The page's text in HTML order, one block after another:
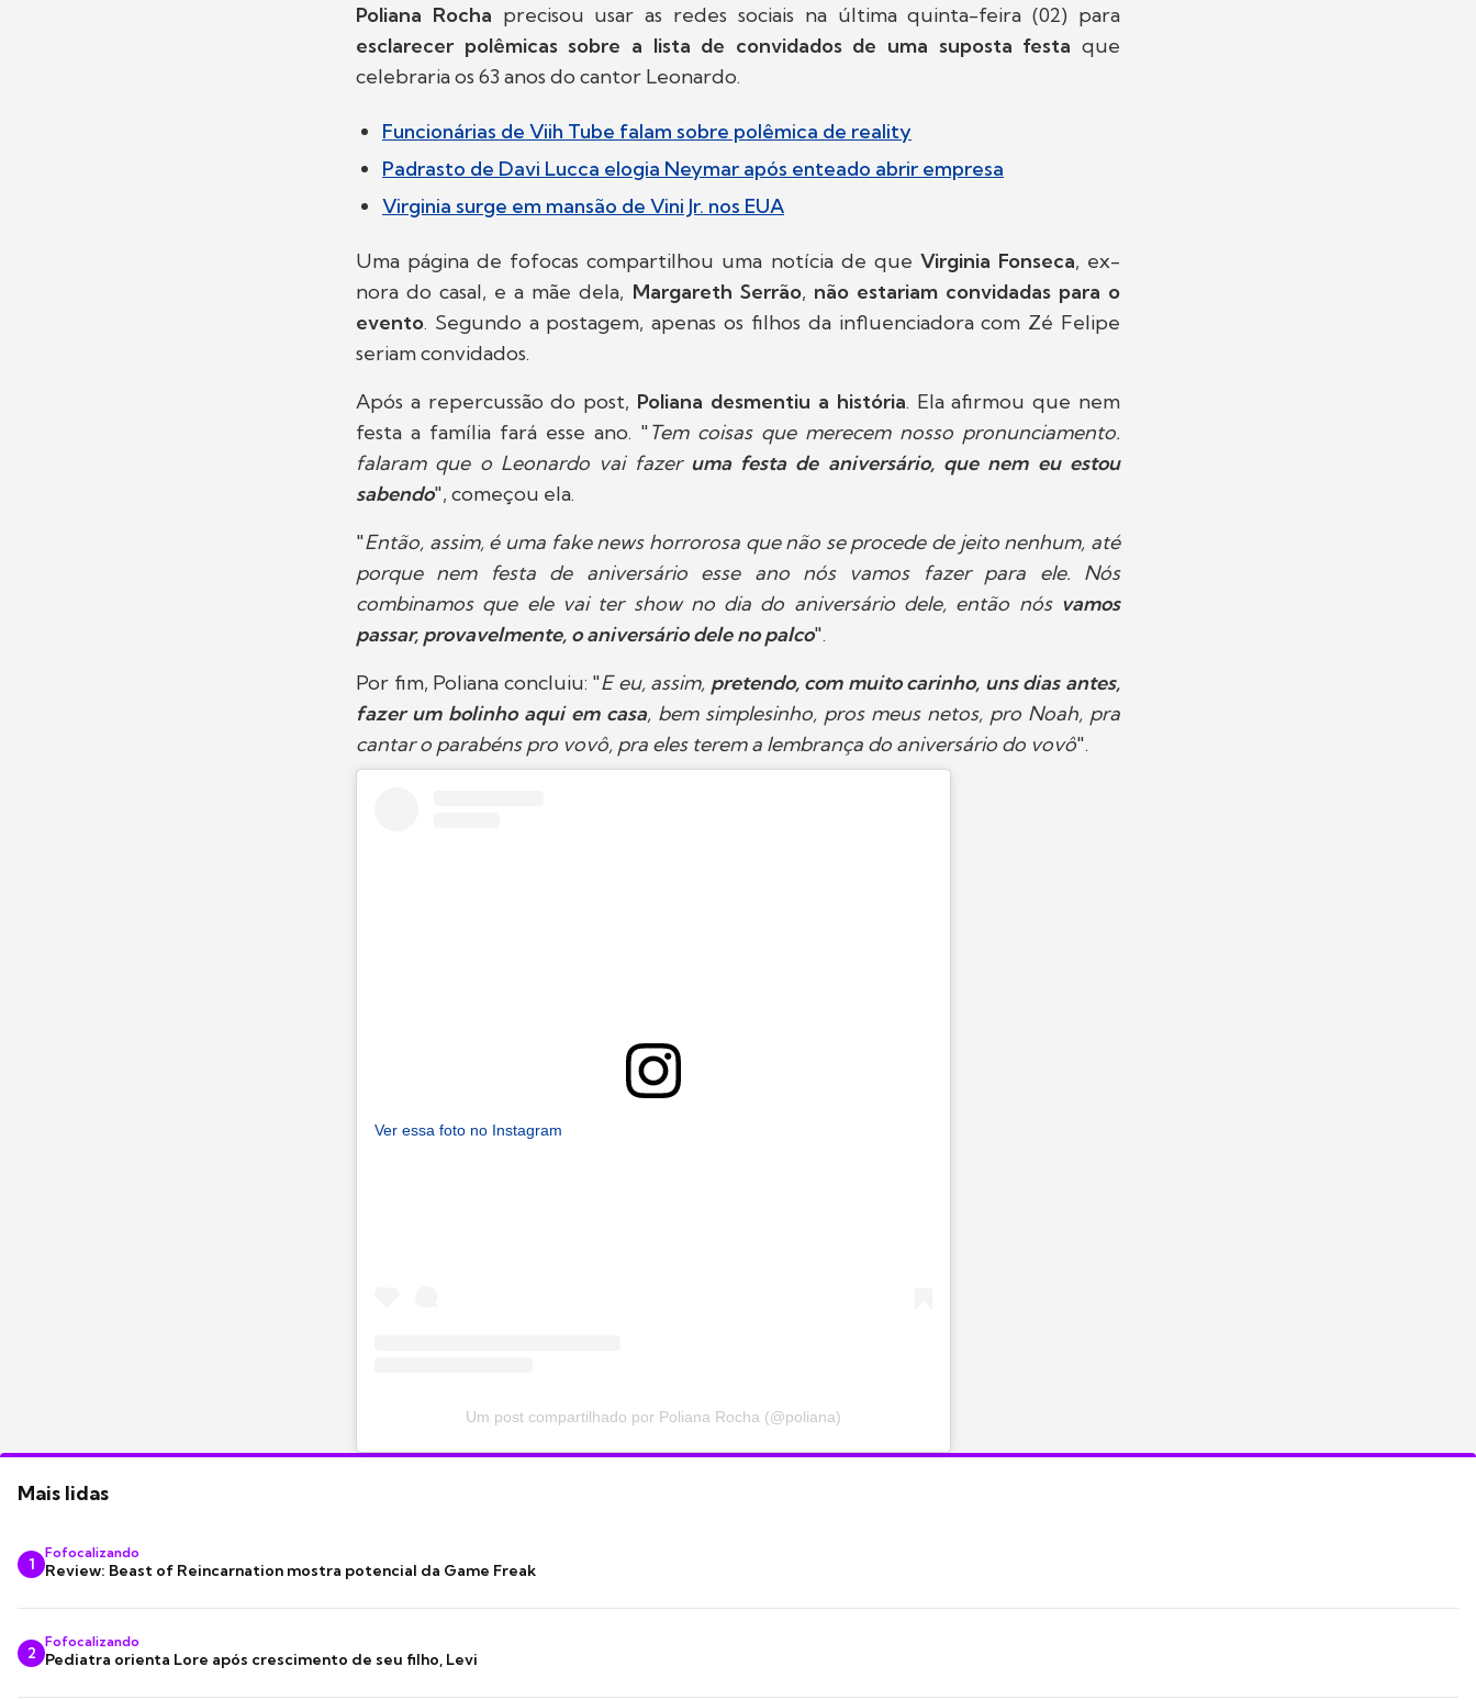
Poliana Rocha precisou usar as redes sociais na última quinta-feira (02) para
esclarecer polêmicas sobre a lista de convidados de uma suposta festa que
celebraria os 63 anos do cantor Leonardo.
Funcionárias de Viih Tube falam sobre polêmica de reality
Padrasto de Davi Lucca elogia Neymar após enteado abrir empresa
Virginia surge em mansão de Vini Jr. nos EUA
Uma página de fofocas compartilhou uma notícia de que Virginia Fonseca, ex-
nora do casal, e a mãe dela, Margareth Serrão, não estariam convidadas para o
evento. Segundo a postagem, apenas os filhos da influenciadora com Zé Felipe
seriam convidados.
Após a repercussão do post, Poliana desmentiu a história. Ela afirmou que nem
festa a família fará esse ano. "Tem coisas que merecem nosso pronunciamento.
falaram que o Leonardo vai fazer uma festa de aniversário, que nem eu estou
sabendo", começou ela.
"Então, assim, é uma fake news horrorosa que não se procede de jeito nenhum, até
porque nem festa de aniversário esse ano nós vamos fazer para ele. Nós
combinamos que ele vai ter show no dia do aniversário dele, então nós vamos
passar, provavelmente, o aniversário dele no palco".
Por fim, Poliana concluiu: "E eu, assim, pretendo, com muito carinho, uns dias antes,
fazer um bolinho aqui em casa, bem simplesinho, pros meus netos, pro Noah, pra
cantar o parabéns pro vovô, pra eles terem a lembrança do aniversário do vovô".
Ver essa foto no Instagram
Um post compartilhado por Poliana Rocha (@poliana)
Mais lidas
1
Fofocalizando
Review: Beast of Reincarnation mostra potencial da Game Freak
2
Fofocalizando
Pediatra orienta Lore após crescimento de seu filho, Levi